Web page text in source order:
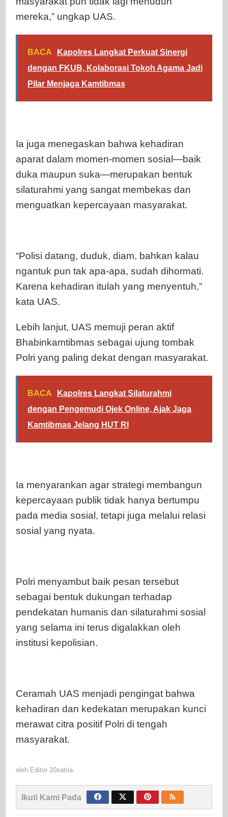
mereka,” ungkap UAS.
BACA
Kapolres Langkat Perkuat Sinergi
dengan FKUB, Kolaborasi Tokoh Agama Jadi
Pilar Menjaga Kamtibmas
Ia juga menegaskan bahwa kehadiran
aparat dalam momen-momen sosial—baik
duka maupun suka—merupakan bentuk
silaturahmi yang sangat membekas dan
menguatkan kepercayaan masyarakat.
“Polisi datang, duduk, diam, bahkan kalau
ngantuk pun tak apa-apa, sudah dihormati.
Karena kehadiran itulah yang menyentuh,”
kata UAS.
Lebih lanjut, UAS memuji peran aktif
Bhabinkamtibmas sebagai ujung tombak
Polri yang paling dekat dengan masyarakat.
BACA
Kapolres Langkat Silaturahmi
dengan Pengemudi Ojek Online, Ajak Jaga
Kamtibmas Jelang HUT RI
Ia menyarankan agar strategi membangun
kepercayaan publik tidak hanya bertumpu
pada media sosial, tetapi juga melalui relasi
sosial yang nyata.
Polri menyambut baik pesan tersebut
sebagai bentuk dukungan terhadap
pendekatan humanis dan silaturahmi sosial
yang selama ini terus digalakkan oleh
institusi kepolisian.
Ceramah UAS menjadi pengingat bahwa
kehadiran dan kedekatan merupakan kunci
merawat citra positif Polri di tengah
masyarakat.
oleh Editor 20satria
Ikuti Kami Pada